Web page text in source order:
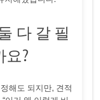
다 갈 필
요?
해도 되지만, 견적